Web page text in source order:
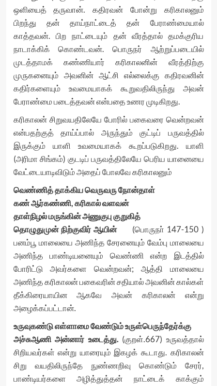
ஒளியைத் தருவான். கதிரவன் போன்று கரிகாலனும்
பிறந்து தன் தாய்நாட்டைத் தன் பேராண்மையால்
காத்தவன். பிற நாட்டையும் தன் வீரத்தால் தமக்குரிய
நாடாக்கிக் கொண்டவன். பொருநர் ஆற்றுப்படையில்
முடத்தாமக் கண்ணியார் கரிகாலனின் வீரத்திற்கு
முருகனையும் அவனின் ஆட்சி எல்லைக்கு கதிரவனின்
கதிர்களையும் உவமையாகக் கூறுவதிலிருந்து அவன்
பேராண்மை படைத்தவன் என்பதை உணர முடிகிறது.
கரிகாலன் சிறுவயதிலேயே போரில் பகைவரை வென்றவன்
என்பதற்குத் தாய்ப்பால் அருந்தும் குட்டிப் பருவத்தில்
இருக்கும் யாளி உவமையாகக் கூறப்படுகிறது. யாளி
(அரிமா சிங்கம்) குடடிப் பருவத்திலேயே பெரிய யானையை
வேட்டையாடிவிடும் அதைப் போலவே கரிகாலனும்
வெண்ணித் தாக்கிய வெருவரு நோன்தாள்
கண் ஆர்கண்ணி, கரிகால் வளவன்
தாள்நிழல் மருங்கின் அணுகுபு குறுகித்
தொழுதுமுன் நிற்குவிர் ஆயின் (பொருநா் 147-150 )
பனம்பூ மாலையை அணிந்த சேரனையும் வேம்பு மாலையை
அணிந்த பாண்டியனையும் வெண்ணி என்ற இடத்தில்
போரிட்டு அவர்களை வென்றவன்; ஆத்தி மாலையை
அணிந்த கரிகாலன் பகைவரின் சதியால் அவனின் கால்கள்
தீக்கிரையாயின ஆகவே அவன் கரிகாலன் என்று
அழைக்கப்பட்டான்.
உருவுகண்டு எள்ளாமை வேண்டும் உருள்பெருந்தேர்க்கு
அச்சுஆணி அன்னார் உடைத்து. (குறள்.667) உருவத்தால்
சிறியவர்கள் என்று யாரையும் இகழக் கூடாது. கரிகாலன்
சிறு வயதிலிருந்தே நுண்ணறிவு கொண்டும் சேரர்,
பாண்டியர்களை அழித்துத்தன் நாட்டைக் காக்கும்